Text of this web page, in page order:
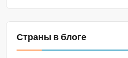
Страны в блоге